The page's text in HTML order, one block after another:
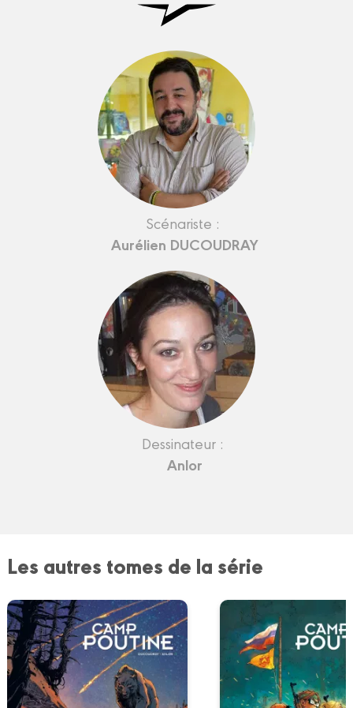
Scénariste :
Aurélien DUCOUDRAY
Dessinateur :
Anlor
Les autres tomes de la série